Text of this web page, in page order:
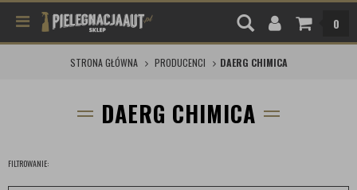
0
STRONA GŁÓWNA PRODUCENCI DAERG CHIMICA
DAERG CHIMICA
FILTROWANIE: